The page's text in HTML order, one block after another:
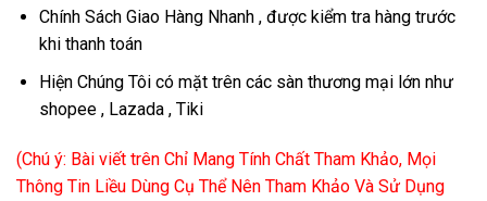
Chính Sách Giao Hàng Nhanh , được kiểm tra hàng trước
khi thanh toán
Hiện Chúng Tôi có mặt trên các sàn thương mại lớn như
shopee , Lazada , Tiki
(Chú ý: Bài viết trên Chỉ Mang Tính Chất Tham Khảo, Mọi
Thông Tin Liều Dùng Cụ Thể Nên Tham Khảo Và Sử Dụng